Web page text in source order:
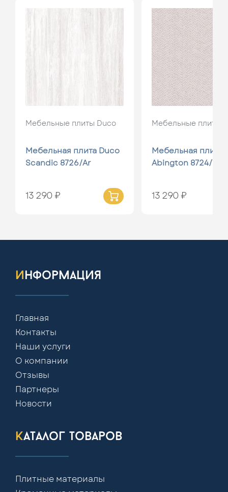
Мебельные плиты Duco
Мебельная плита Duco
Scandic 8726/Ar
13 290 ₽
Мебельные плиты
Мебельная плита
Abington 8724/Tw
13 290 ₽
информация
Главная
Контакты
Наши услуги
О компании
Отзывы
Партнеры
Новости
каталог товаров
Плитные материалы